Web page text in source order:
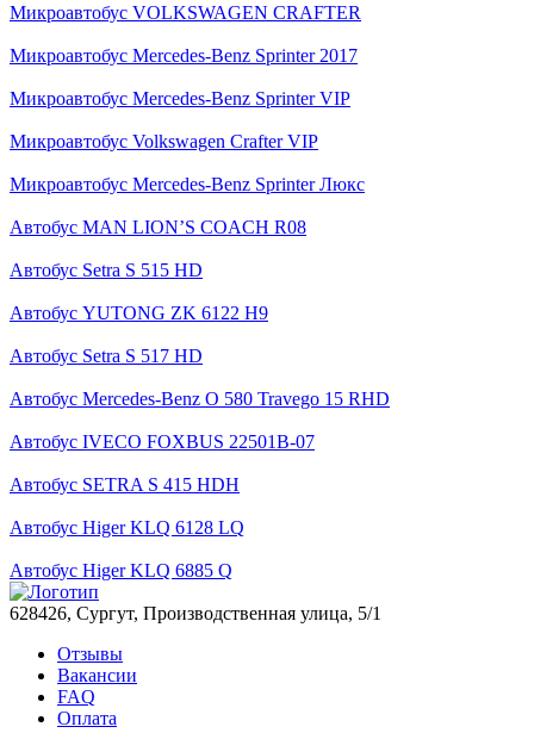
Микроавтобус VOLKSWAGEN CRAFTER
Микроавтобус Mercedes-Benz Sprinter 2017
Микроавтобус Mercedes-Benz Sprinter VIP
Микроавтобус Volkswagen Crafter VIP
Микроавтобус Mercedes-Benz Sprinter Люкс
Автобус MAN LION’S COACH R08
Автобус Setra S 515 HD
Автобус YUTONG ZK 6122 H9
Автобус Setra S 517 HD
Автобус Mercedes-Benz O 580 Travego 15 RHD
Автобус IVECO FOXBUS 22501В-07
Автобус SETRA S 415 HDH
Автобус Higer KLQ 6128 LQ
Автобус Higer KLQ 6885 Q
628426, Сургут, Производственная улица, 5/1
Отзывы
Вакансии
FAQ
Оплата